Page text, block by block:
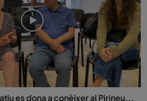
es dona a conèixer al Pirineu...